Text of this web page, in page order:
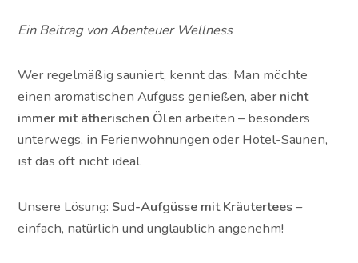
Ein Beitrag von Abenteuer Wellness
Wer regelmäßig sauniert, kennt das: Man möchte
einen aromatischen Aufguss genießen, abernicht
immer mit ätherischen Ölen arbeiten – besonders
unterwegs, in Ferienwohnungen oder Hotel-Saunen,
ist das oft nicht ideal.
Unsere Lösung: Sud-Aufgüsse mit Kräutertees–
einfach, natürlich und unglaublich angenehm!